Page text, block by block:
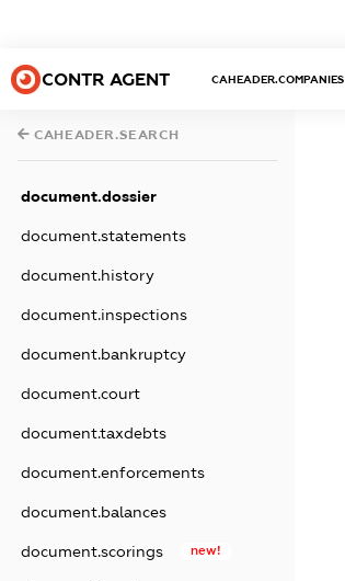
CONTR AGENT CAHEADER.COMPANIES
CAHEADER.SEARCH
document.dossier
document.statements
document.history
document.inspections
document.bankruptcy
document.court
document.taxdebts
document.enforcements
document.balances
document.scorings new!